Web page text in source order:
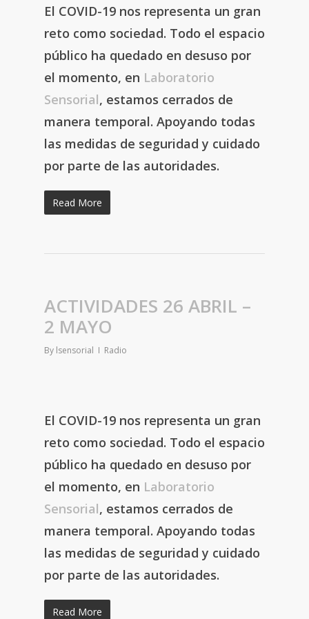
El COVID-19 nos representa un gran
reto como sociedad. Todo el espacio
público ha quedado en desuso por
el momento, en Laboratorio
Sensorial, estamos cerrados de
manera temporal. Apoyando todas
las medidas de seguridad y cuidado
por parte de las autoridades.
Read More
ACTIVIDADES 26 ABRIL –
2 MAYO
By lsensorial Radio
El COVID-19 nos representa un gran
reto como sociedad. Todo el espacio
público ha quedado en desuso por
el momento, en Laboratorio
Sensorial, estamos cerrados de
manera temporal. Apoyando todas
las medidas de seguridad y cuidado
por parte de las autoridades.
Read More